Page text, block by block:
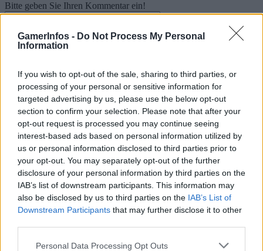
GamerInfos - Do Not Process My Personal
Information
If you wish to opt-out of the sale, sharing to third parties, or
processing of your personal or sensitive information for
targeted advertising by us, please use the below opt-out
section to confirm your selection. Please note that after your
opt-out request is processed you may continue seeing
interest-based ads based on personal information utilized by
us or personal information disclosed to third parties prior to
your opt-out. You may separately opt-out of the further
disclosure of your personal information by third parties on the
IAB’s list of downstream participants. This information may
also be disclosed by us to third parties on the IAB’s List of
Downstream Participants that may further disclose it to other
Personal Data Processing Opt Outs
Bitte geben Sie Ihren Kommentar ein!
Name:*
Bitte geben Sie hier Ihren Namen ein
Sie haben eine falsche E-Mail-Adresse eingegeben!
Bitte geben Sie hier Ihre E-Mail-Adresse ein
Website:
Kategorien